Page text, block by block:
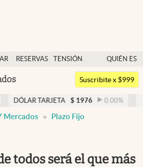
RESERVAS
TENSIÓN
GEOPOLÍTICA
QUIÉN ES
QUIÉN
Argentina
Uruguay
Suscribite x $999
$ 1976 0.00% DÓLAR
Mercados Plazo Fijo
todos será el que más